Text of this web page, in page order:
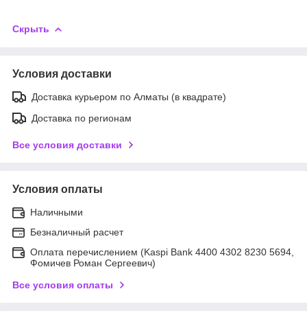
Скрыть
Условия доставки
Доставка курьером по Алматы (в квадрате)
Доставка по регионам
Все условия доставки
Условия оплаты
Наличными
Безналичный расчет
Оплата перечислением (Kaspi Bank 4400 4302 8230 5694,
Фомичев Роман Сергеевич)
Все условия оплаты